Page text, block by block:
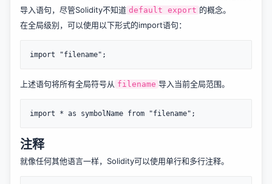
导入语句，尽管Solidity不知道 default export 的概念。
在全局级别，可以使用以下形式的import语句：
上述语句将所有全局符号从 filename 导入当前全局范围。
注释
就像任何其他语言一样，Solidity可以使用单行和多行注释。